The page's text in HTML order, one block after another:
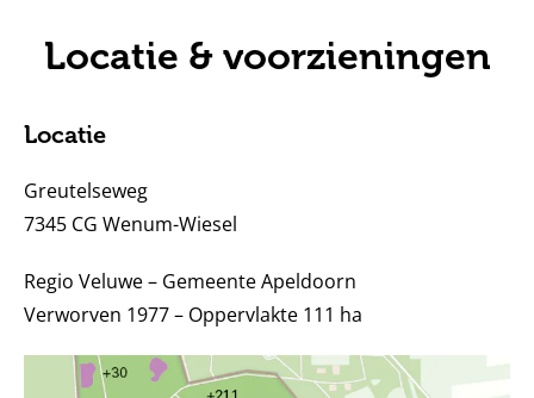
Locatie & voorzieningen
Locatie
Greutelseweg
7345 CG Wenum-Wiesel
Regio Veluwe – Gemeente Apeldoorn
Verworven 1977 – Oppervlakte 111 ha